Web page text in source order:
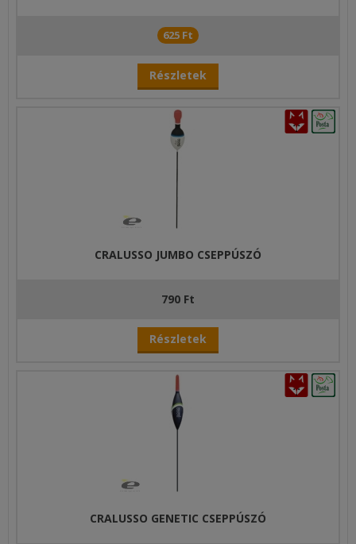
625 Ft
Részletek
CRALUSSO JUMBO CSEPPÚSZÓ
790 Ft
Részletek
CRALUSSO GENETIC CSEPPÚSZÓ